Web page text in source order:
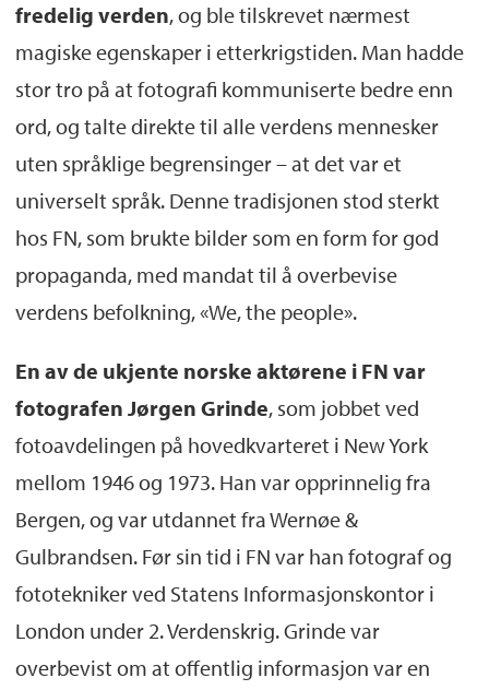
Samarbeidet med «På Høyden» fortsetter nå
under tittelen «Spesialglimt». Hver fredag vil
de forskjellige delene av Spesialsamlingene,
nemlig
Billedsamlingen, Skeivt arkivog
Språksamlingene, presentere godbiter fra
samlingenes spennende og varierte
materiale i form av tekst, bilder og film. Godt
glimt!
fredelig verden, og ble tilskrevet nærmest
magiske egenskaper i etterkrigstiden. Man hadde
stor tro på at fotografi kommuniserte bedre enn
ord, og talte direkte til alle verdens mennesker
uten språklige begrensinger – at det var et
universelt språk. Denne tradisjonen stod sterkt
hos FN, som brukte bilder som en form for god
propaganda, med mandat til å overbevise
verdens befolkning, «We, the people».
En av de ukjente norske aktørene i FN var
fotografen Jørgen Grinde, som jobbet ved
fotoavdelingen på hovedkvarteret i New York
mellom 1946 og 1973. Han var opprinnelig fra
Bergen, og var utdannet fra Wernøe &
Gulbrandsen. Før sin tid i FN var han fotograf og
fototekniker ved Statens Informasjonskontor i
London under 2. Verdenskrig. Grinde var
overbevist om at offentlig informasjon var en